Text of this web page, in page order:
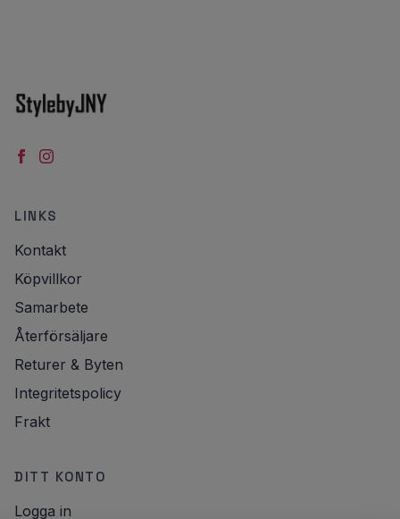
LINKS
Kontakt
Köpvillkor
Samarbete
Återförsäljare
Returer & Byten
Integritetspolicy
Frakt
DITT KONTO
Logga in